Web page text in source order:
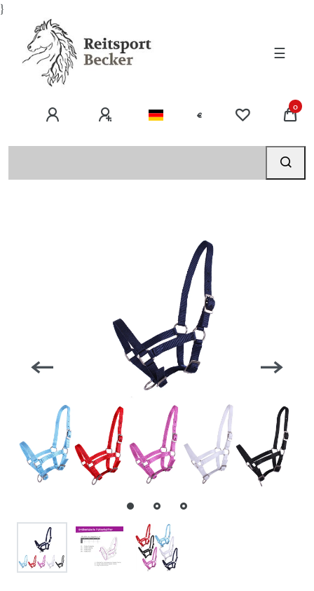
}
☰
€
0